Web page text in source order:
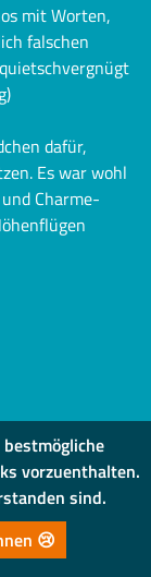
vorzuenthalten.
sind.
😢
mit Worten,
falschen
dafür,
Es war wohl
Charme-